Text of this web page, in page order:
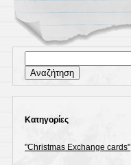
για:
Kατηγορίες
"Christmas Exchange cards"